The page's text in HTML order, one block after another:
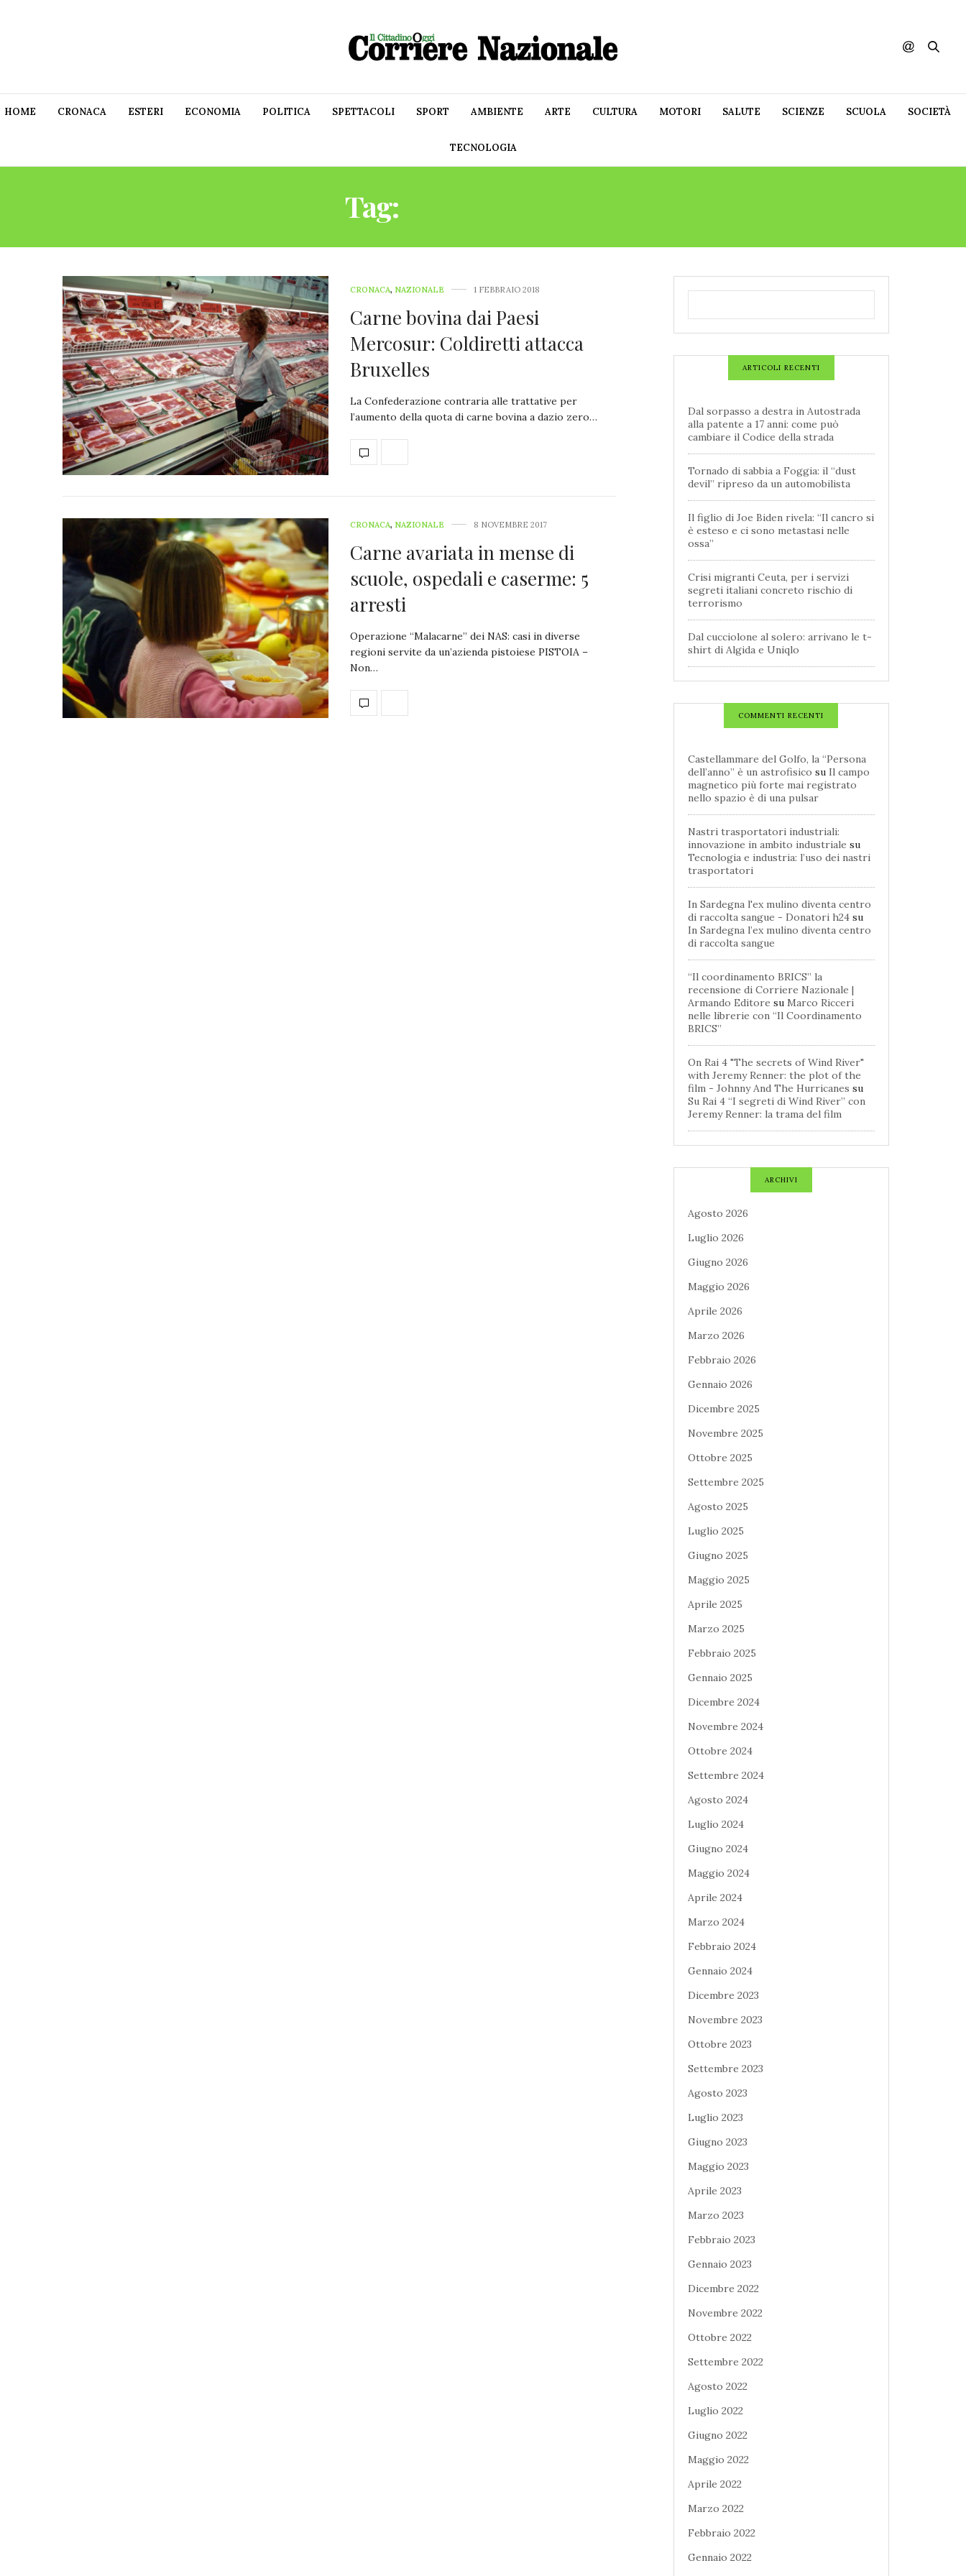
HOME CRONACA ESTERI ECONOMIA POLITICA SPETTACOLI SPORT AMBIENTE ARTE CULTURA MOTORI SALUTE SCIENZE SCUOLA SOCIETÀ
TECNOLOGIA
Tag:
CRONACA, NAZIONALE 1 FEBBRAIO 2018
Carne bovina dai Paesi
Mercosur: Coldiretti attacca
Bruxelles
La Confederazione contraria alle trattative per
l’aumento della quota di carne bovina a dazio zero…
CRONACA, NAZIONALE 8 NOVEMBRE 2017
Carne avariata in mense di
scuole, ospedali e caserme: 5
arresti
Operazione “Malacarne” dei NAS: casi in diverse
regioni servite da un’azienda pistoiese PISTOIA –
Non…
ARTICOLI RECENTI
Dal sorpasso a destra in Autostrada
alla patente a 17 anni: come può
cambiare il Codice della strada
Tornado di sabbia a Foggia: il “dust
devil” ripreso da un automobilista
Il figlio di Joe Biden rivela: “Il cancro si
è esteso e ci sono metastasi nelle
ossa”
Crisi migranti Ceuta, per i servizi
segreti italiani concreto rischio di
terrorismo
Dal cucciolone al solero: arrivano le t-
shirt di Algida e Uniqlo
COMMENTI RECENTI
Castellammare del Golfo, la “Persona
dell’anno” è un astrofisico su Il campo
magnetico più forte mai registrato
nello spazio è di una pulsar
Nastri trasportatori industriali:
innovazione in ambito industriale su
Tecnologia e industria: l’uso dei nastri
trasportatori
In Sardegna l'ex mulino diventa centro
di raccolta sangue - Donatori h24 su
In Sardegna l’ex mulino diventa centro
di raccolta sangue
“Il coordinamento BRICS” la
recensione di Corriere Nazionale |
Armando Editore su Marco Ricceri
nelle librerie con “Il Coordinamento
BRICS”
On Rai 4 "The secrets of Wind River"
with Jeremy Renner: the plot of the
film - Johnny And The Hurricanes su
Su Rai 4 “I segreti di Wind River” con
Jeremy Renner: la trama del film
ARCHIVI
Agosto 2026
Luglio 2026
Giugno 2026
Maggio 2026
Aprile 2026
Marzo 2026
Febbraio 2026
Gennaio 2026
Dicembre 2025
Novembre 2025
Ottobre 2025
Settembre 2025
Agosto 2025
Luglio 2025
Giugno 2025
Maggio 2025
Aprile 2025
Marzo 2025
Febbraio 2025
Gennaio 2025
Dicembre 2024
Novembre 2024
Ottobre 2024
Settembre 2024
Agosto 2024
Luglio 2024
Giugno 2024
Maggio 2024
Aprile 2024
Marzo 2024
Febbraio 2024
Gennaio 2024
Dicembre 2023
Novembre 2023
Ottobre 2023
Settembre 2023
Agosto 2023
Luglio 2023
Giugno 2023
Maggio 2023
Aprile 2023
Marzo 2023
Febbraio 2023
Gennaio 2023
Dicembre 2022
Novembre 2022
Ottobre 2022
Settembre 2022
Agosto 2022
Luglio 2022
Giugno 2022
Maggio 2022
Aprile 2022
Marzo 2022
Febbraio 2022
Gennaio 2022